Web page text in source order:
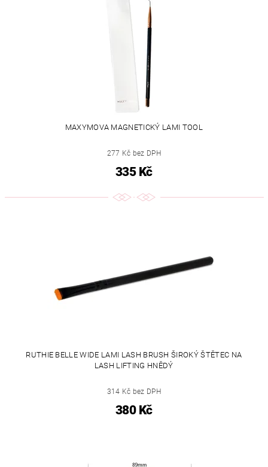
MAXYMOVA MAGNETICKÝ LAMI TOOL
277 Kč bez DPH
335 Kč
RUTHIE BELLE WIDE LAMI LASH BRUSH ŠIROKÝ ŠTĚTEC NA
LASH LIFTING HNĚDÝ
314 Kč bez DPH
380 Kč